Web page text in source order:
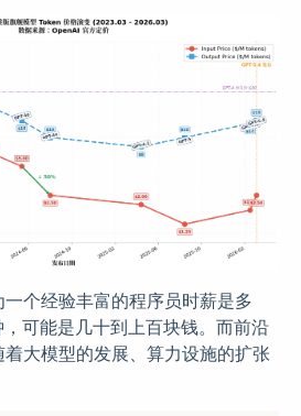
个经验丰富的程序员时薪是多
可能是几十到上百块钱。而前沿
大模型的发展、算力设施的扩张